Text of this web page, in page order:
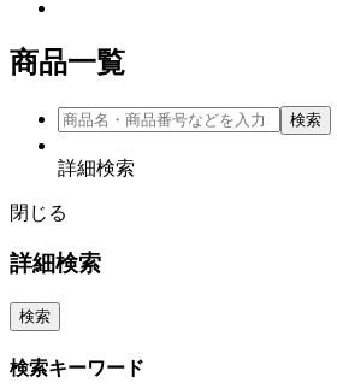
商品一覧
詳細検索
閉じる
詳細検索
検索キーワード